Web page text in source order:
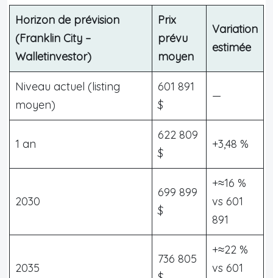
Horizon de prévision
(Franklin City –
Walletinvestor)
Prix
prévu
moyen
Variation
estimée
Niveau actuel (listing
moyen)
601 891
$
—
1 an
622 809
$
+3,48 %
2030
699 899
$
+≈16 %
vs 601
891
2035
736 805
+≈22 %
vs 601